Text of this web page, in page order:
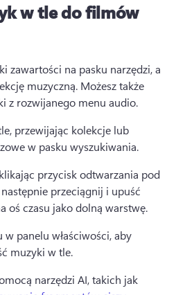
w tle do filmów
zawartości na pasku narzędzi, a
muzyczną. Możesz także
z rozwijanego menu audio.
przewijając kolekcje lub
w pasku wyszukiwania.
przycisk odtwarzania pod
przeciągnij i upuść
oś czasu jako dolną warstwę.
panelu właściwości, aby
muzyki w tle.
narzędzi AI, takich jak